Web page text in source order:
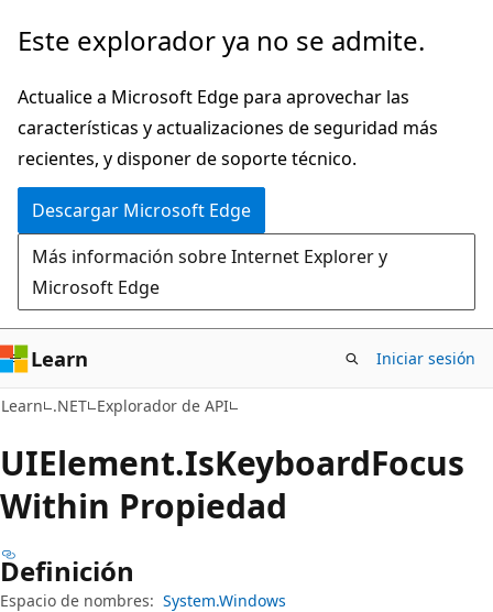
Ir
contenido
principal
Ir
la
navegación
en
la
página
Este explorador ya no se admite.
Actualice a Microsoft Edge para aprovechar las
características y actualizaciones de seguridad más
recientes, y disponer de soporte técnico.
Descargar Microsoft Edge
Más información sobre Internet Explorer y
Microsoft Edge
Learn Iniciar sesión
Learn .NET Explorador de API
UIElement.IsKeyboardFocus
Within Propiedad
Definición
Espacio de nombres: System.Windows